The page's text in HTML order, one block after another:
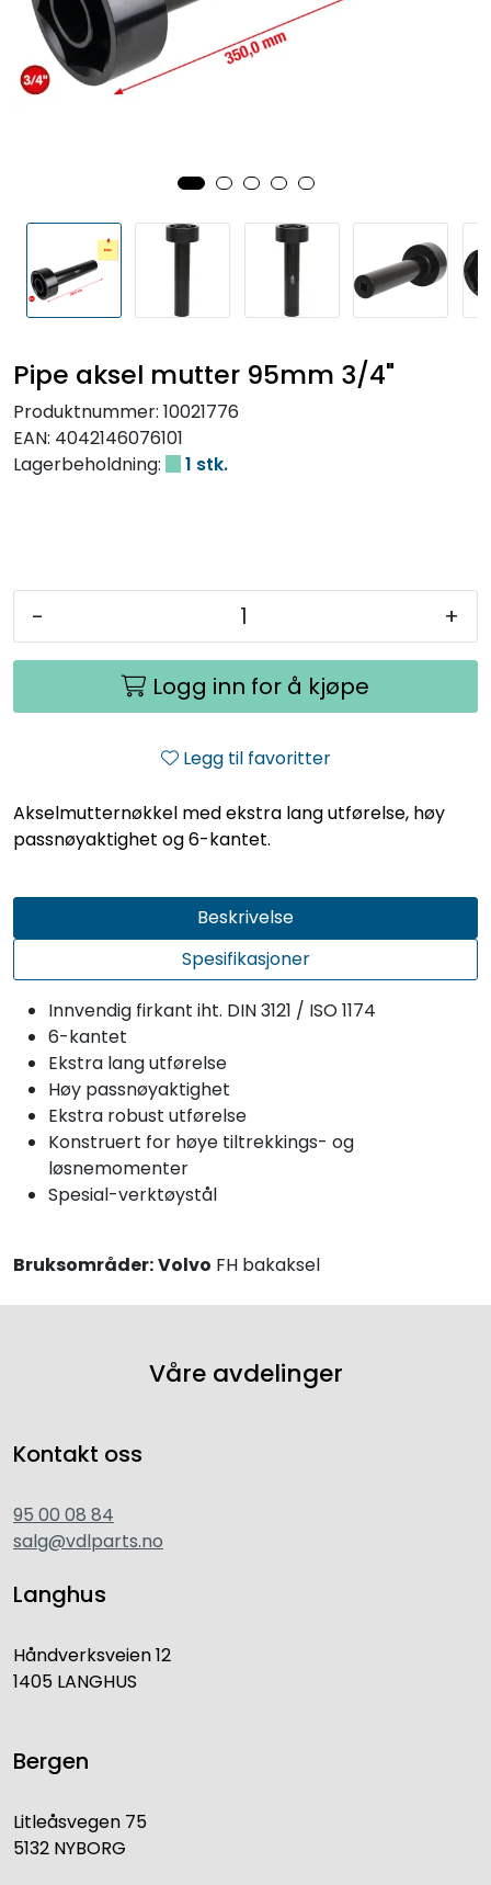
Pipe aksel mutter 95mm 3/4"
Produktnummer: 10021776
EAN: 4042146076101
Lagerbeholdning:
1 stk.
- +
Logg inn for å kjøpe
Legg til favoritter
Akselmutternøkkel med ekstra lang utførelse, høy
passnøyaktighet og 6-kantet.
Beskrivelse
Spesifikasjoner
Innvendig firkant iht. DIN 3121 / ISO 1174
6-kantet
Ekstra lang utførelse
Høy passnøyaktighet
Ekstra robust utførelse
Konstruert for høye tiltrekkings- og
løsnemomenter
Spesial-verktøystål
Bruksområder:Volvo FH bakaksel
Våre avdelinger
Kontakt oss
95 00 08 84
salg@vdlparts.no
Langhus
Håndverksveien 12
1405 LANGHUS
Bergen
Litleåsvegen 75
5132 NYBORG